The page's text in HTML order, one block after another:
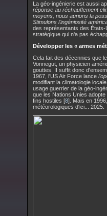
La géo-ingénierie est aussi
réponse au réchauffement
moyens, nous aurions la
Stimulons l'ingéniosité
des représentants des États-
stratégique qui n'a pas
Développer les « armes
Cela fait des décennies que
Vonnegut, un physicien
gouttes. II suffit donc
1967, l'US Air Force lance
modifiant la climatologie
usage guerrier de la géo-
que les Nations Unies
fins hostiles [8]. Mais en
météorologiques d'ici... 2025.